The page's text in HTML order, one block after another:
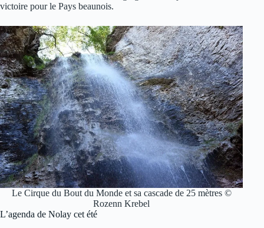
victoire pour le Pays beaunois.
Le Cirque du Bout du Monde et sa cascade de 25 mètres ©
Rozenn Krebel
L’agenda de Nolay cet été